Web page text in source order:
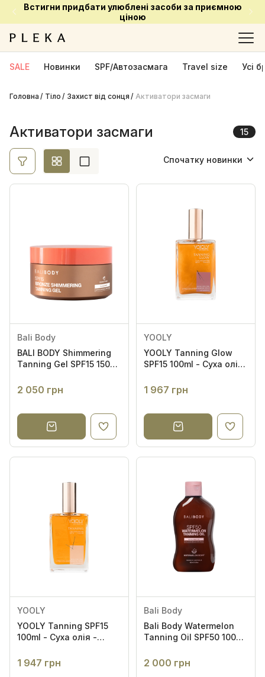
Встигни придбати улюблені засоби за приємною
ціною
SALE Новинки SPF/Автозасмага Travel size Усі
Головна Тіло Захист від сонця Активатори засмаги
Активатори засмаги 15
Спочатку новинки
Від найменшої ціни
Від найбільшої ціни
Спочатку популярні
Ціна
Виробник
Comfort Zone 1
La Biosthetique 1
Bali Body
BALI BODY Shimmering
Tanning Gel SPF15 150ml
шимером SPF15
2 050 грн
YOOLY
YOOLY Tanning Glow
SPF15 100ml - Суха олія
для тіла з блиском
1 967 грн
YOOLY
YOOLY Tanning SPF15
100ml - Суха олія -
тіла
1 947 грн
Bali Body
Bali Body Watermelon
Tanning Oil SPF50 100ml
насінням кавуна SPF50
2 000 грн